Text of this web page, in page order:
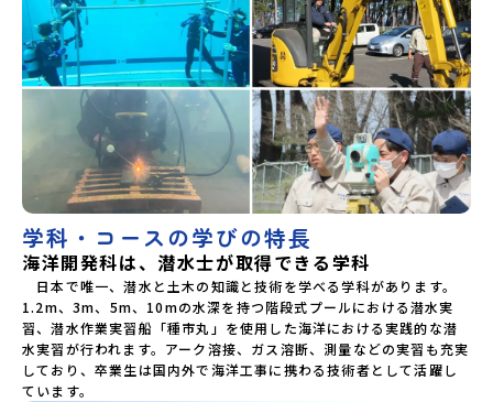
学科・コースの学びの特長
海洋開発科は、潜水士が取得できる学科
日本で唯一、潜水と土木の知識と技術を学べる学科があります。
1.2m、3m、5m、10mの水深を持つ階段式プールにおける潜水実
習、潜水作業実習船「種市丸」を使用した海洋における実践的な潜
水実習が行われます。アーク溶接、ガス溶断、測量などの実習も充実
しており、卒業生は国内外で海洋工事に携わる技術者として活躍し
ています。